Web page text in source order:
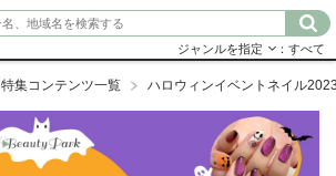
ジャンルを指定 ：すべて
特集コンテンツ一覧 ハロウィンイベントネイル